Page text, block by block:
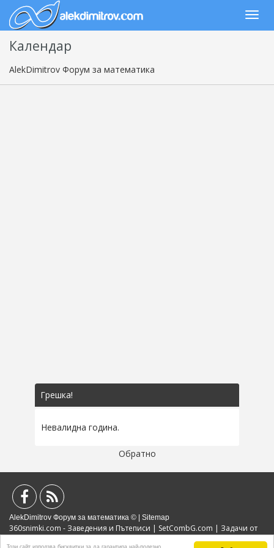
Този сайт използва бисквитки за да гарантира най-полезно
Календар
AlekDimitrov Форум за математика
Грешка!
Невалидна година.
Обратно
AlekDimitrov Форум за математика © | Sitemap
360snimki.com - Заведения и Пътеписи | SetCombG.com | Задачи от
Математически Състезания|Портал за образование|Политика за